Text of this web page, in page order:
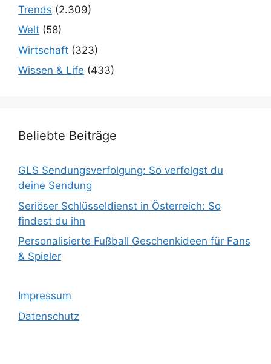
Trends (2.309)
Welt (58)
Wirtschaft (323)
Wissen & Life (433)
Beliebte Beiträge
GLS Sendungsverfolgung: So verfolgst du
deine Sendung
Seriöser Schlüsseldienst in Österreich: So
findest du ihn
Personalisierte Fußball Geschenkideen für Fans
& Spieler
Impressum
Datenschutz